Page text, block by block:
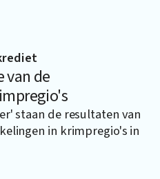
van de
staan de resultaten van
in krimpregio's in